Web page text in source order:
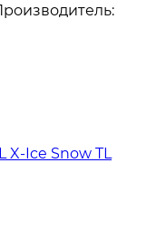
X-Ice Snow TL